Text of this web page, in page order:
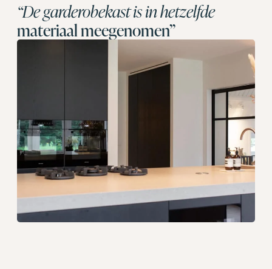
“De garderobekast is in hetzelfde
materiaal meegenomen”